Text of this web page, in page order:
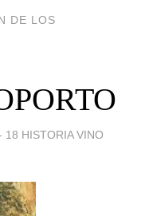
DE LOS
18 HISTORIA VINO